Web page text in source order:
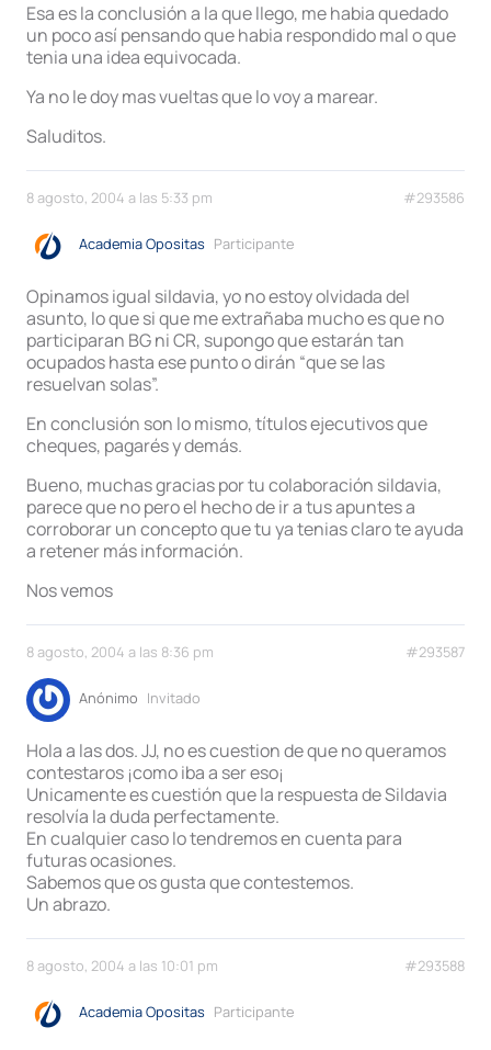
Esa es la conclusión a la que llego, me habia quedado
un poco así pensando que habia respondido mal o que
tenia una idea equivocada.
Ya no le doy mas vueltas que lo voy a marear.
Saluditos.
8 agosto, 2004 a las 5:33 pm #293586
Academia Opositas Participante
Opinamos igual sildavia, yo no estoy olvidada del
asunto, lo que si que me extrañaba mucho es que no
participaran BG ni CR, supongo que estarán tan
ocupados hasta ese punto o dirán “que se las
resuelvan solas”.
En conclusión son lo mismo, títulos ejecutivos que
cheques, pagarés y demás.
Bueno, muchas gracias por tu colaboración sildavia,
parece que no pero el hecho de ir a tus apuntes a
corroborar un concepto que tu ya tenias claro te ayuda
a retener más información.
Nos vemos
8 agosto, 2004 a las 8:36 pm #293587
Anónimo Invitado
Hola a las dos. JJ, no es cuestion de que no queramos
contestaros ¡como iba a ser eso¡
Unicamente es cuestión que la respuesta de Sildavia
resolvía la duda perfectamente.
En cualquier caso lo tendremos en cuenta para
futuras ocasiones.
Sabemos que os gusta que contestemos.
Un abrazo.
8 agosto, 2004 a las 10:01 pm #293588
Academia Opositas Participante